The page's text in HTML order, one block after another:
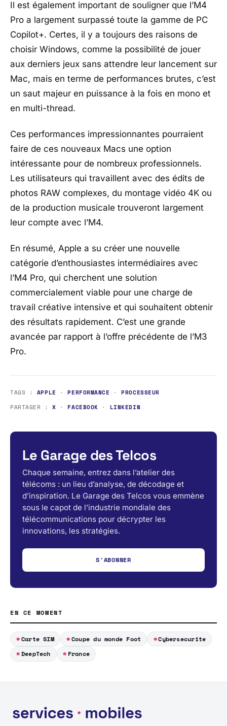
Il est également important de souligner que l’M4
Pro a largement surpassé toute la gamme de PC
Copilot+. Certes, il y a toujours des raisons de
choisir Windows, comme la possibilité de jouer
aux derniers jeux sans attendre leur lancement sur
Mac, mais en terme de performances brutes, c’est
un saut majeur en puissance à la fois en mono et
en multi-thread.
Ces performances impressionnantes pourraient
faire de ces nouveaux Macs une option
intéressante pour de nombreux professionnels.
Les utilisateurs qui travaillent avec des édits de
photos RAW complexes, du montage vidéo 4K ou
de la production musicale trouveront largement
leur compte avec l’M4.
En résumé, Apple a su créer une nouvelle
catégorie d’enthousiastes intermédiaires avec
l’M4 Pro, qui cherchent une solution
commercialement viable pour une charge de
travail créative intensive et qui souhaitent obtenir
des résultats rapidement. C’est une grande
avancée par rapport à l’offre précédente de l’M3
Pro.
TAGS : APPLE ·PERFORMANCE ·PROCESSEUR
PARTAGER :X · FACEBOOK · LINKEDIN
Le Garage des Telcos
Chaque semaine, entrez dans l’atelier des
télécoms : un lieu d’analyse, de décodage et
d’inspiration. Le Garage des Telcos vous emmène
sous le capot de l’industrie mondiale des
télécommunications pour décrypter les
innovations, les stratégies.
S'ABONNER
EN CE MOMENT
Carte SIM Coupe du monde Foot
Cybersecurite
DeepTech
France